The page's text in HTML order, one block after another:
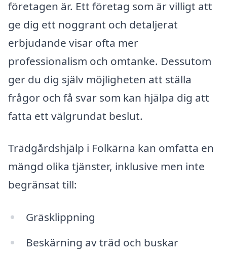
företagen är. Ett företag som är villigt att
ge dig ett noggrant och detaljerat
erbjudande visar ofta mer
professionalism och omtanke. Dessutom
ger du dig själv möjligheten att ställa
frågor och få svar som kan hjälpa dig att
fatta ett välgrundat beslut.
Trädgårdshjälp i Folkärna kan omfatta en
mängd olika tjänster, inklusive men inte
begränsat till:
Gräsklippning
Beskärning av träd och buskar